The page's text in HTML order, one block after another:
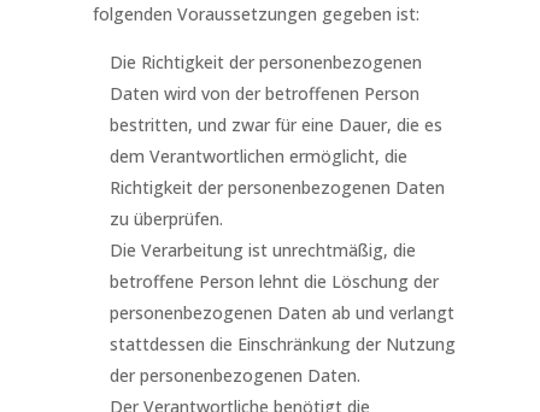
folgenden Voraussetzungen gegeben ist:
Die Richtigkeit der personenbezogenen
Daten wird von der betroffenen Person
bestritten, und zwar für eine Dauer, die es
dem Verantwortlichen ermöglicht, die
Richtigkeit der personenbezogenen Daten
zu überprüfen.
Die Verarbeitung ist unrechtmäßig, die
betroffene Person lehnt die Löschung der
personenbezogenen Daten ab und verlangt
stattdessen die Einschränkung der Nutzung
der personenbezogenen Daten.
Der Verantwortliche benötigt die